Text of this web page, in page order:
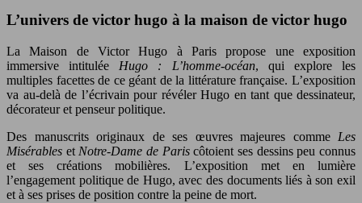
L’univers de victor hugo à la maison de victor hugo
La Maison de Victor Hugo à Paris propose une exposition
immersive intitulée Hugo : L’homme-océan, qui explore les
multiples facettes de ce géant de la littérature française. L’exposition
va au-delà de l’écrivain pour révéler Hugo en tant que dessinateur,
décorateur et penseur politique.
Des manuscrits originaux de ses œuvres majeures comme Les
Misérables et Notre-Dame de Pariscôtoient ses dessins peu connus
et ses créations mobilières. L’exposition met en lumière
l’engagement politique de Hugo, avec des documents liés à son exil
et à ses prises de position contre la peine de mort.